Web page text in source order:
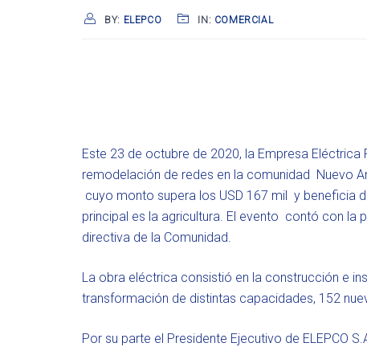
BY: ELEPCO IN: COMERCIAL
Este 23 de octubre de 2020, la Empresa
remodelación de redes en la comunidad Nuevo
cuyo monto supera los USD 167 mil y beneficia
principal es la agricultura. El evento contó con la
directiva de la Comunidad.
La obra eléctrica consistió en la construcción e
transformación de distintas capacidades, 152
Por su parte el Presidente Ejecutivo de ELEPCO